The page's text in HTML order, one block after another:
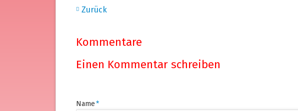
Zurück
Kommentare
Einen Kommentar schreiben
Pflichtfeld
Name*